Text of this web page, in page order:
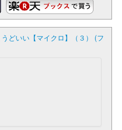
どいい【マイクロ】（３） (フ